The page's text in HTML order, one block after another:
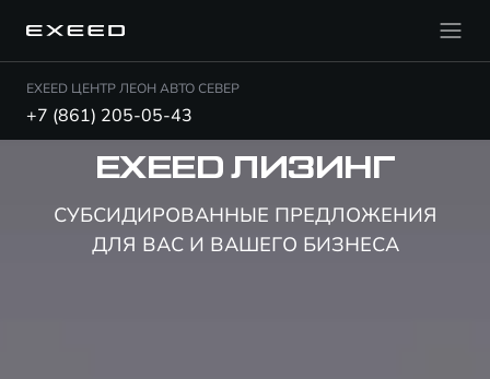
EXEED ЦЕНТР ЛЕОН АВТО СЕВЕР
+7 (861) 205-05-43
EXEED ЛИЗИНГ
СУБСИДИРОВАННЫЕ ПРЕДЛОЖЕНИЯ
ДЛЯ ВАС И ВАШЕГО БИЗНЕСА